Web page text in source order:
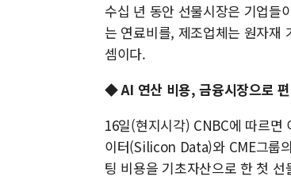
수십 년 동안 선물시장은 기업들
는 연료비를, 제조업체는 원자재
셈이다.
◆ AI 연산 비용, 금융시장으로
16일(현지시각) CNBC에 따르면
이터(Silicon Data)와 CME그룹
팅 비용을 기초자산으로 한 첫